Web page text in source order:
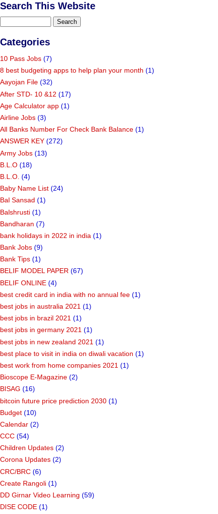
Search This Website
Categories
10 Pass Jobs (7)
8 best budgeting apps to help plan your month (1)
Aayojan File (32)
After STD- 10 &12 (17)
Age Calculator app (1)
Airline Jobs (3)
All Banks Number For Check Bank Balance (1)
ANSWER KEY (272)
Army Jobs (13)
B.L.O (18)
B.L.O. (4)
Baby Name List (24)
Bal Sansad (1)
Balshrusti (1)
Bandharan (7)
bank holidays in 2022 in india (1)
Bank Jobs (9)
Bank Tips (1)
BELIF MODEL PAPER (67)
BELIF ONLINE (4)
best credit card in india with no annual fee (1)
best jobs in australia 2021 (1)
best jobs in brazil 2021 (1)
best jobs in germany 2021 (1)
best jobs in new zealand 2021 (1)
best place to visit in india on diwali vacation (1)
best work from home companies 2021 (1)
Bioscope E-Magazine (2)
BISAG (16)
bitcoin future price prediction 2030 (1)
Budget (10)
Calendar (2)
CCC (54)
Children Updates (2)
Corona Updates (2)
CRC/BRC (6)
Create Rangoli (1)
DD Girnar Video Learning (59)
DISE CODE (1)